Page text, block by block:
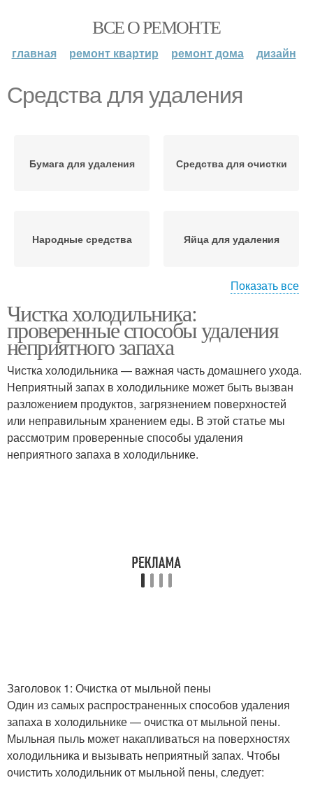
ВСЕ О РЕМОНТЕ
главная ремонт квартир ремонт дома дизайн
Средства для удаления
Бумага для удаления Средства для очистки
Народные средства Яйца для удаления
Песок для удаления Тростник для удаления
Домашние средства Моющие средства
Показать все
Чистка холодильника:
проверенные способы удаления
неприятного запаха
Чистка холодильника — важная часть домашнего ухода.
Неприятный запах в холодильнике может быть вызван
разложением продуктов, загрязнением поверхностей
или неправильным хранением еды. В этой статье мы
рассмотрим проверенные способы удаления
неприятного запаха в холодильнике.
Заголовок 1: Очистка от мыльной пены
Один из самых распространенных способов удаления
запаха в холодильнике — очистка от мыльной пены.
Мыльная пыль может накапливаться на поверхностях
холодильника и вызывать неприятный запах. Чтобы
очистить холодильник от мыльной пены, следует: